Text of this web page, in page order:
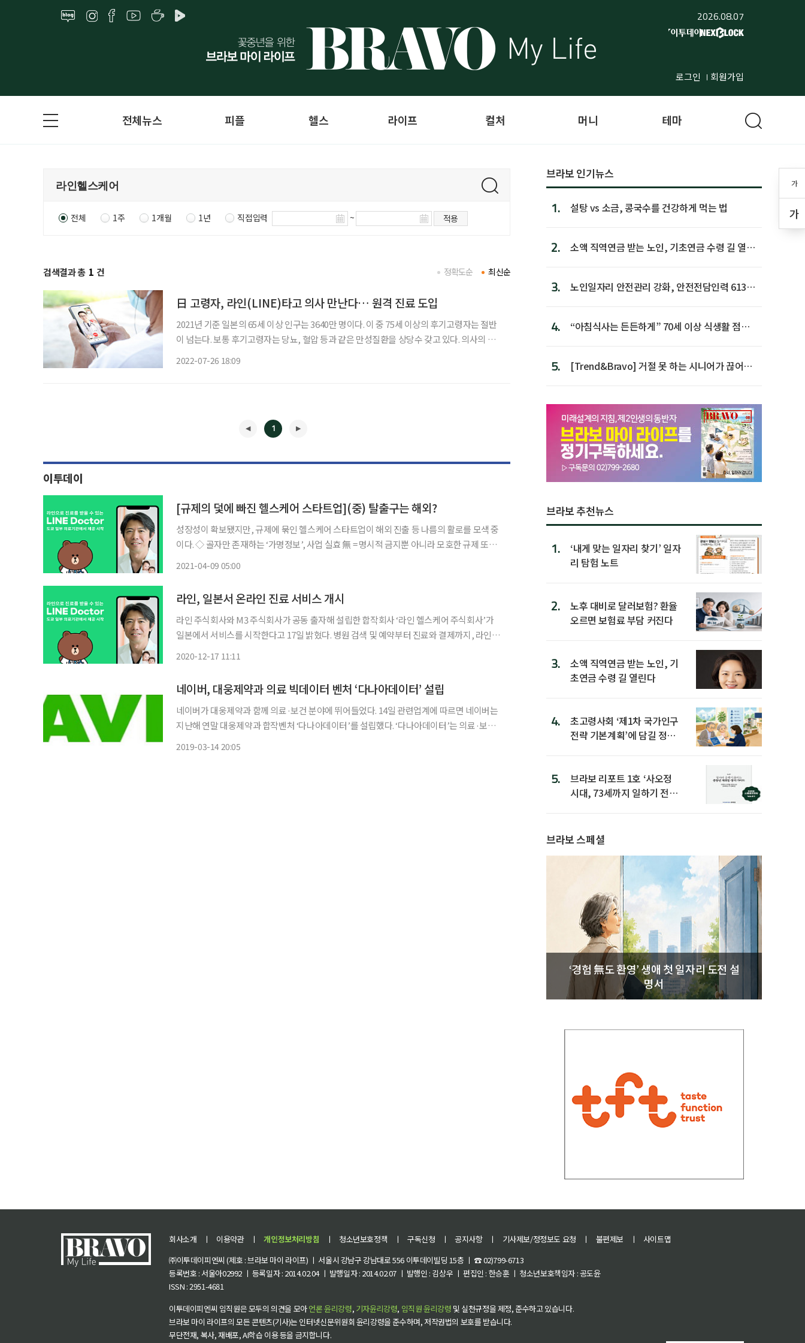
2026.08.07
로그인 회원가입
가
가
전체뉴스 피플 헬스 라이프 컬처 머니 테마
전체 1주 1개월 1년 직접입력 ~ 적용
검색결과 총 1 건 최신순
정확도순
日 고령자, 라인(LINE)타고 의사 만난다… 원격 진료 도입
2021년 기준 일본의 65세 이상 인구는 3640만 명이다. 이 중 75세 이상의 후기고령자는 절반
이 넘는다. 보통 후기고령자는 당뇨, 혈압 등과 같은 만성질환을 상당수 갖고 있다. 의사의 대
2022-07-26 18:09
1
이투데이
[규제의 덫에 빠진 헬스케어 스타트업](중) 탈출구는 해외?
성장성이 확보됐지만, 규제에 묶인 헬스케어 스타트업이 해외 진출 등 나름의 활로를 모색 중
이다. ◇ 골자만 존재하는 ‘가명정보’, 사업 실효 無 = 명시적 금지뿐 아니라 모호한 규제 또한
2021-04-09 05:00
라인, 일본서 온라인 진료 서비스 개시
라인 주식회사와 M3 주식회사가 공동 출자해 설립한 합작회사 ‘라인 헬스케어 주식회사’가
일본에서 서비스를 시작한다고 17일 밝혔다. 병원 검색 및 예약부터 진료와 결제까지, 라인으
2020-12-17 11:11
네이버, 대웅제약과 의료 빅데이터 벤처 ‘다나아데이터’ 설립
네이버가 대웅제약과 함께 의료·보건 분야에 뛰어들었다. 14일 관련업계에 따르면 네이버는
지난해 연말 대웅제약과 합작벤처 ‘다나아데이터’를 설립했다. ‘다나아데이터’는 의료·보건
2019-03-14 20:05
브라보 인기뉴스
1. 설탕 vs 소금, 콩국수를 건강하게 먹는 법
2.
소액 직역연금 받는 노인, 기초연금 수령 길 열린
3.
노인일자리 안전관리 강화, 안전전담인력 613명
4.
“아침식사는 든든하게” 70세 이상 식생활 점수
5.
[Trend&Bravo] 거절 못 하는 시니어가 끊어야
브라보 추천뉴스
1.
‘내게 맞는 일자리 찾기’ 일자
리 탐험 노트
2.
노후 대비로 달러보험? 환율
오르면 보험료 부담 커진다
3.
소액 직역연금 받는 노인, 기
초연금 수령 길 열린다
4.
초고령사회 ‘제1차 국가인구
전략 기본계획’에 담길 정책
5.
브라보 리포트 1호 ‘사오정
시대, 73세까지 일하기 전략’
브라보 스페셜
‘경험 無도 환영’ 생애 첫 일자리 도전 설
명서
회사소개 ㅣ 이용약관 ㅣ 개인정보처리방침 ㅣ 청소년보호정책 ㅣ 구독신청 ㅣ 공지사항 ㅣ 기사제보/정정보도 요청 ㅣ 불편제보 ㅣ
사이트맵
㈜이투데이피엔씨 (제호 : 브라보 마이 라이프) ㅣ 서울시 강남구 강남대로 556 이투데이빌딩 15층 ㅣ ☎ 02)799-6713
등록번호 : 서울아02992 ㅣ 등록일자 : 2014.02.04 ㅣ 발행일자 : 2014.02.07 ㅣ 발행인 : 김상우 ㅣ 편집인 : 한승훈 ㅣ 청소년보호책임자 : 공도윤
ISSN : 2951-4681
이투데이피엔씨 임직원은 모두의 의견을 모아언론 윤리강령, 기자윤리강령, 임직원 윤리강령 및 실천규정을 제정, 준수하고 있습니다.
브라보 마이 라이프의 모든 콘텐츠(기사)는 인터넷신문위원회 윤리강령을 준수하며, 저작권법의 보호를 받습니다.
무단전재, 복사, 재배포, AI학습 이용 등을 금지합니다.